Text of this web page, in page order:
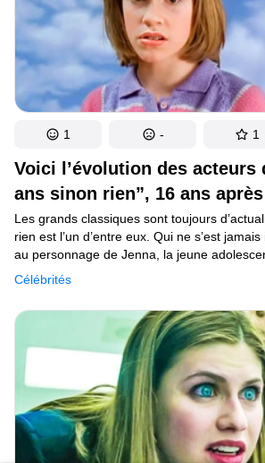
Voici l’évolution des acteurs
ans sinon rien”, 16 ans
Célébrités
Les grands classiques sont toujours
rien est l’un d’entre eux. Qui ne s’est
au personnage de Jenna, la jeune
belle et populaire ? Et son rêve a été
treizième anniversaire, elle se retrouve dans
femme de 30 ans et ce n’est pas
imaginé ! Cette comédie a été source
sans doute curieux de connaître l’évolution
1 - 1